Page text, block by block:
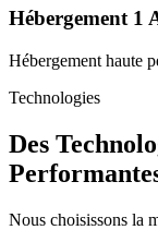
Hébergement 1
Hébergement haute
Technologies
Des
Nous choisissons la